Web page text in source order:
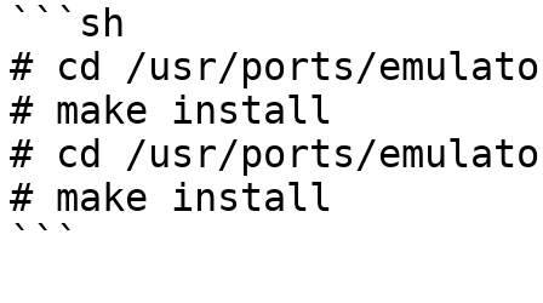
```sh
# cd /usr/ports/
# make install
# cd /usr/ports/
# make install
```